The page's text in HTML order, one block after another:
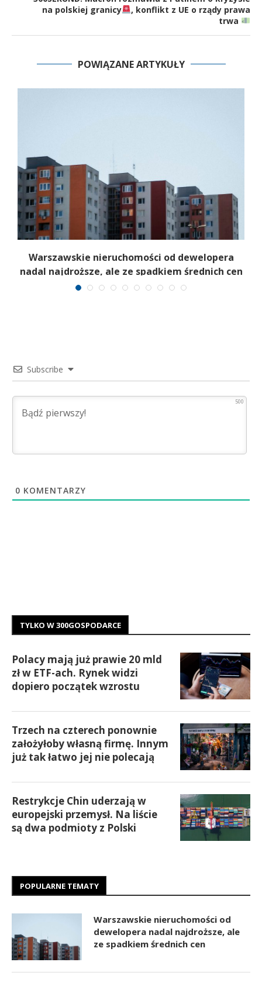
na polskiej granicy
, konflikt z UE o rządy prawa
trwa
POWIĄZANE ARTYKUŁY
Warszawskie nieruchomości od dewelopera
nadal najdroższe, ale ze spadkiem średnich cen
Subscribe
500
0 KOMENTARZY
TYLKO W 300GOSPODARCE
Polacy mają już prawie 20 mld
zł w ETF-ach. Rynek widzi
dopiero początek wzrostu
Trzech na czterech ponownie
założyłoby własną firmę. Innym
już tak łatwo jej nie polecają
Restrykcje Chin uderzają w
europejski przemysł. Na liście
są dwa podmioty z Polski
POPULARNE TEMATY
Warszawskie nieruchomości od
dewelopera nadal najdroższe, ale
ze spadkiem średnich cen